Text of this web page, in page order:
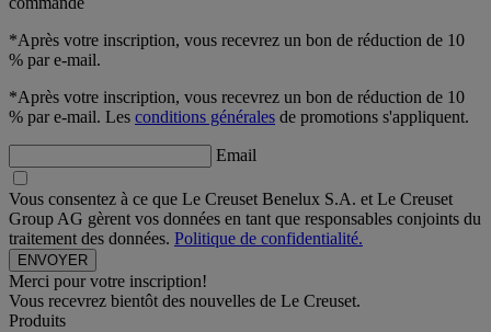
*Après votre inscription, vous recevrez un bon de réduction de 10
% par e-mail.
*Après votre inscription, vous recevrez un bon de réduction de 10
% par e-mail. Les conditions générales de promotions s'appliquent.
Email
Vous consentez à ce que Le Creuset Benelux S.A. et Le Creuset
Group AG gèrent vos données en tant que responsables conjoints du
traitement des données. Politique de confidentialité.
Merci pour votre inscription!
Vous recevrez bientôt des nouvelles de Le Creuset.
Produits